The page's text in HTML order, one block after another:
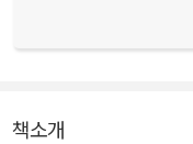
책소개